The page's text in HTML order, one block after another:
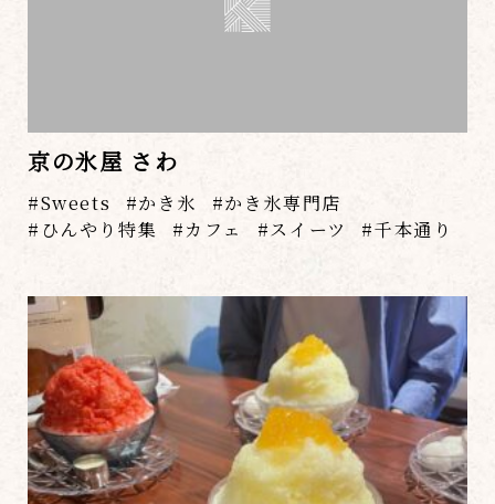
京の氷屋 さわ
Sweets かき氷
かき氷専門店
ひんやり特集
カフェ スイーツ 千本通り